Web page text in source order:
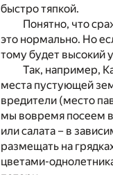
быстро тяпкой.
Понятно, что
это нормально. Но
тому будет высокий
Так, например,
места пустующей
вредители (место
мы вовремя посеем в
или салата – в
размещать на
цветами-